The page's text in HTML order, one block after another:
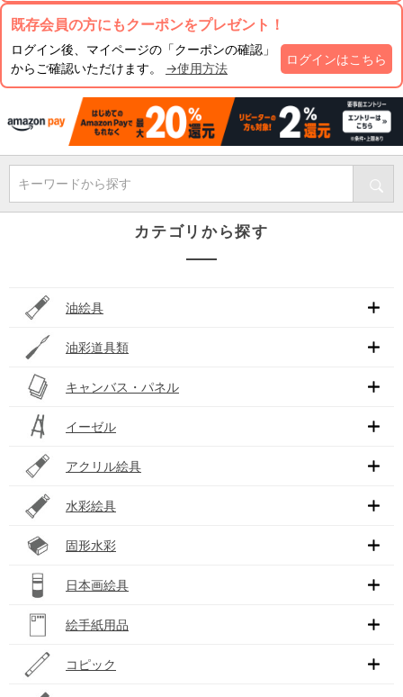
既存会員の方にもクーポンをプレゼント！
ログイン後、マイページの「クーポンの確認」
からご確認いただけます。 →使用方法
ログインはこちら
キーワードから探す
カテゴリから探す
油絵具
油彩道具類
キャンバス・パネル
イーゼル
アクリル絵具
水彩絵具
固形水彩
日本画絵具
絵手紙用品
コピック